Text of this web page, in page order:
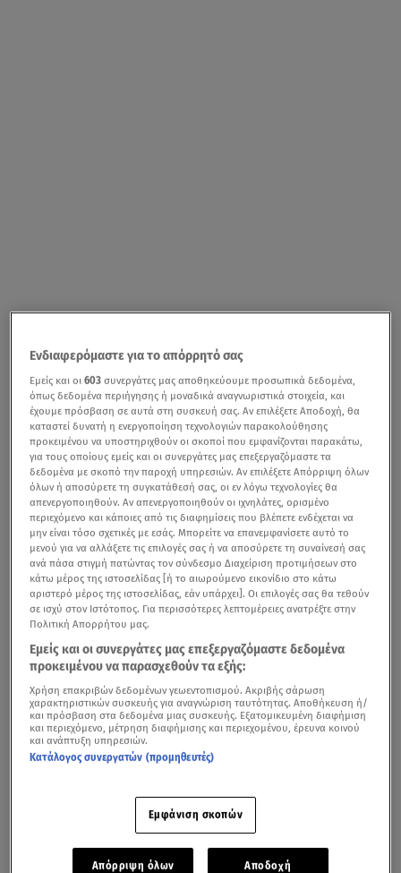
Ενδιαφερόμαστε για το απόρρητό σας
Εμείς και οι603 συνεργάτες μας αποθηκεύουμε προσωπικά δεδομένα,
όπως δεδομένα περιήγησης ή μοναδικά αναγνωριστικά στοιχεία, και
έχουμε πρόσβαση σε αυτά στη συσκευή σας. Αν επιλέξετε Αποδοχή, θα
καταστεί δυνατή η ενεργοποίηση τεχνολογιών παρακολούθησης
προκειμένου να υποστηριχθούν οι σκοποί που εμφανίζονται παρακάτω,
για τους οποίους εμείς και οι συνεργάτες μας επεξεργαζόμαστε τα
δεδομένα με σκοπό την παροχή υπηρεσιών. Αν επιλέξετε Απόρριψη όλων
όλων ή αποσύρετε τη συγκατάθεσή σας, οι εν λόγω τεχνολογίες θα
απενεργοποιηθούν. Αν απενεργοποιηθούν οι ιχνηλάτες, ορισμένο
περιεχόμενο και κάποιες από τις διαφημίσεις που βλέπετε ενδέχεται να
μην είναι τόσο σχετικές με εσάς. Μπορείτε να επανεμφανίσετε αυτό το
μενού για να αλλάξετε τις επιλογές σας ή να αποσύρετε τη συναίνεσή σας
ανά πάσα στιγμή πατώντας τον σύνδεσμο Διαχείριση προτιμήσεων στο
κάτω μέρος της ιστοσελίδας [ή το αιωρούμενο εικονίδιο στο κάτω
αριστερό μέρος της ιστοσελίδας, εάν υπάρχει]. Οι επιλογές σας θα τεθούν
σε ισχύ στον Ιστότοπος. Για περισσότερες λεπτομέρειες ανατρέξτε στην
Πολιτική Απορρήτου μας.
Εμείς και οι συνεργάτες μας επεξεργαζόμαστε δεδομένα
προκειμένου να παρασχεθούν τα εξής:
Χρήση επακριβών δεδομένων γεωεντοπισμού. Ακριβής σάρωση
χαρακτηριστικών συσκευής για αναγνώριση ταυτότητας. Αποθήκευση ή/
και πρόσβαση στα δεδομένα μιας συσκευής. Εξατομικευμένη διαφήμιση
και περιεχόμενο, μέτρηση διαφήμισης και περιεχομένου, έρευνα κοινού
και ανάπτυξη υπηρεσιών.
Κατάλογος συνεργατών (προμηθευτές)
Εμφάνιση σκοπών
Απόρριψη όλων Αποδοχή